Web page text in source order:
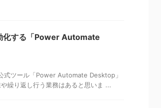
化する「Power Automate
式ツール「Power Automate Desktop」
繰り返し行う業務はあると思いま ...